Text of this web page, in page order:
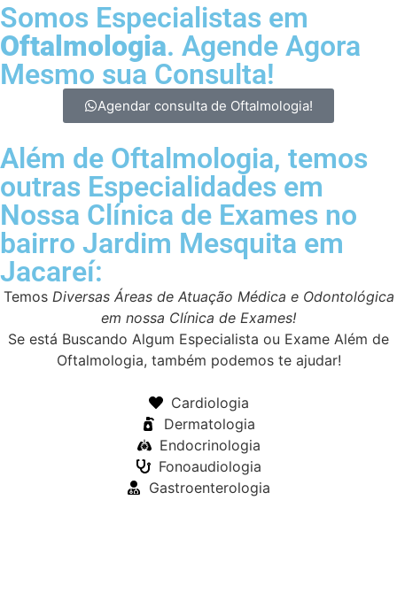
Somos Especialistas em
Oftalmologia. Agende Agora
Mesmo sua Consulta!
Agendar consulta de Oftalmologia!
Além de Oftalmologia, temos
outras Especialidades em
Nossa Clínica de Exames no
bairro Jardim Mesquita em
Jacareí:
Temos Diversas Áreas de Atuação Médica e Odontológica
em nossa Clínica de Exames!
Se está Buscando Algum Especialista ou Exame Além de
Oftalmologia, também podemos te ajudar!
Cardiologia
Dermatologia
Endocrinologia
Fonoaudiologia
Gastroenterologia